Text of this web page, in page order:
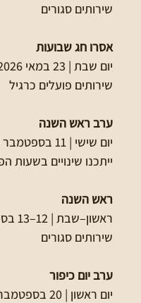
שירותים סגורים
אסרו חג שבועות
יום שבת | 23 במאי 2026
שירותים פועלים כרגיל
ערב ראש השנה
יום שישי | 11 בספטמבר 2026
ייתכנו שינויים בשעות
ראש השנה
ראשון–שבת | 12–13 בספטמבר 2026
שירותים סגורים
ערב יום כיפור
יום ראשון | 20 בספטמבר 2026